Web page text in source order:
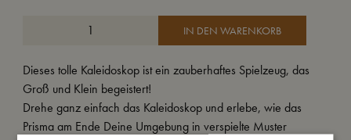
IN DEN WARENKORB
Dieses tolle Kaleidoskop ist ein zauberhaftes Spielzeug, das
Groß und Klein begeistert!
Drehe ganz einfach das Kaleidoskop und erlebe, wie das
Prisma am Ende Deine Umgebung in verspielte Muster